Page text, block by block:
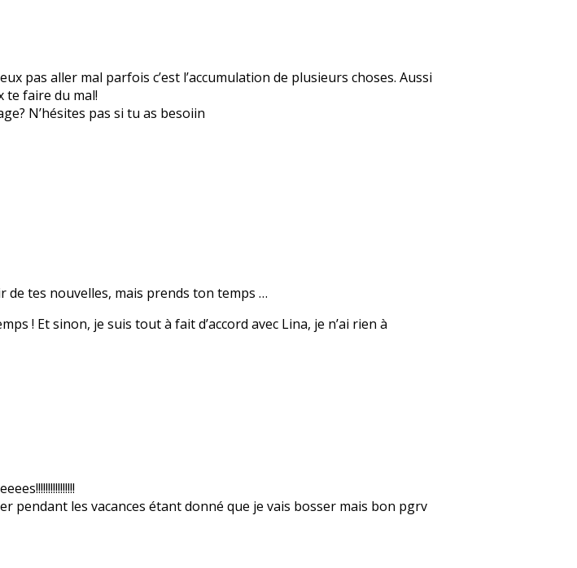
pas aller mal parfois c’est l’accumulation de plusieurs choses. Aussi
te faire du mal!
N’hésites pas si tu as besoiin
de tes nouvelles, mais prends ton temps …
! Et sinon, je suis tout à fait d’accord avec Lina, je n’ai rien à
pendant les vacances étant donné que je vais bosser mais bon pgrv